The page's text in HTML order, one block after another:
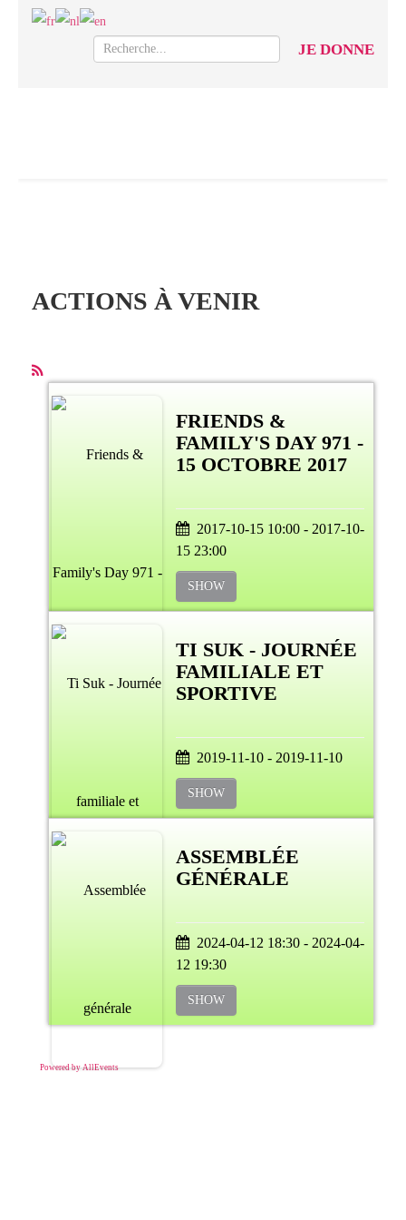
JE DONNE
ACTIONS À VENIR
FRIENDS &
FAMILY'S DAY 971 -
15 OCTOBRE 2017
2017-10-15 10:00 - 2017-10-
15 23:00
SHOW
TI SUK - JOURNÉE
FAMILIALE ET
SPORTIVE
2019-11-10 - 2019-11-10
SHOW
ASSEMBLÉE
GÉNÉRALE
2024-04-12 18:30 - 2024-04-
12 19:30
SHOW
Powered by AllEvents